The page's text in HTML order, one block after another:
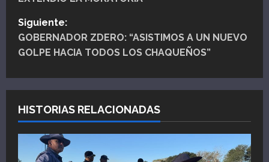
v
e
a
c
i
Siguiente:
GOBERNADOR ZDERO: “ASISTIMOS A UN NUEVO
GOLPE HACIA TODOS LOS CHAQUEÑOS”
HISTORIAS RELACIONADAS